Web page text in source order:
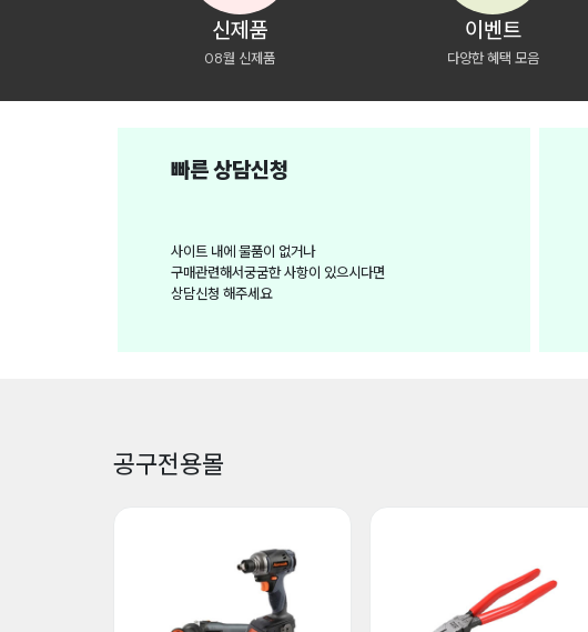
신제품
08월 신제품
이벤트
다양한 혜택 모음
빠른 상담신청
사이트 내에 물품이 없거나
구매관련해서궁굼한 사항이 있으시다면
상담신청 해주세요
공구전용몰